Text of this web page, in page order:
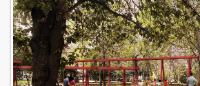
Beneficios
Medios
Contacto